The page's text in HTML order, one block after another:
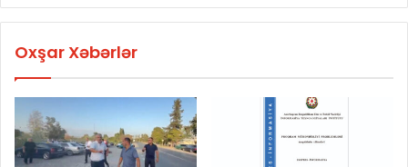
Oxşar Xəbərlər